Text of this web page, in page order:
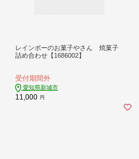
レインボーのお菓子やさん 焼菓子
詰め合わせ【1686002】
受付期間外
愛知県新城市
11,000 円